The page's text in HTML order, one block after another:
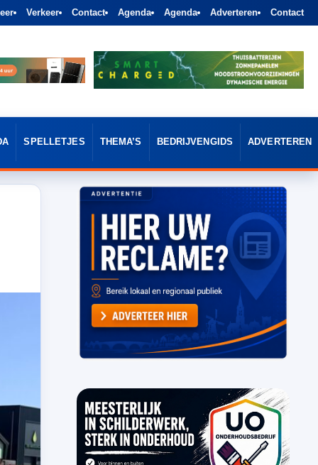
Verkeer Contact Agenda Agenda Adverteren Contact
SPELLETJES THEMA’S BEDRIJVENGIDS ADVERTEREN